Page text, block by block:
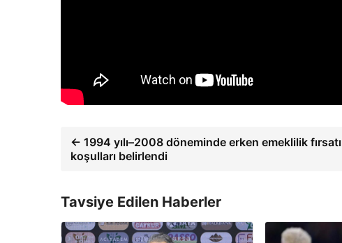
← 1994 yılı–2008 döneminde erken emeklilik fırsatı
koşulları belirlendi
Tavsiye Edilen Haberler